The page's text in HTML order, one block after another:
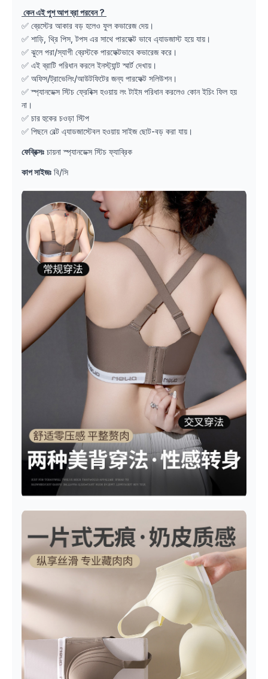
কেন এই পুশ আপ ব্রা পরবেন ?
✅ ব্রেস্টের আকার বড় হলেও ফুল কভারেজ দেয়।
✅ শাড়ি, থ্রি পিস, টপস এর সাথে পারফেক্ট ভাবে এ্যাডজাস্ট হয়ে যায়।
✅ ঝুলে পরা/স্যাগী ব্রেস্টকে পারফেক্টভাবে কভারেজ করে।
✅ এই ব্রাটি পরিধান করলে ইনস্ট্যান্ট স্মার্ট দেখায়।
✅ অফিস/ট্রাভেলিং/আউটফিটের জন্য পারফেক্ট সলিউশন।
✅ স্প্যানডেক্স স্টিচ ফ্রেবিক্স হওয়ায় লং টাইম পরিধান করলেও কোন ইচিং ফিল হয়
না।
✅ চার হুকের চওড়া স্টিপ
✅ পিছনে বেল্ট এ্যাডজাস্টেবল হওয়ায় সাইজ ছোট-বড় করা যায়।
ফেব্রিক্সঃ চায়না স্প্যানডেক্স স্টিচ ফ্যাব্রিক
কাপ সাইজঃ বি/সি